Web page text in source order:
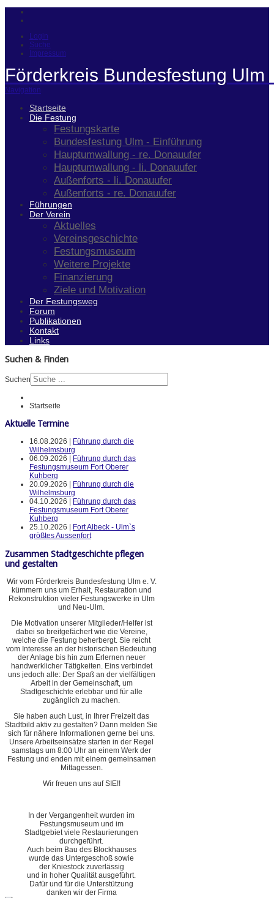
Login
Suche
Impressum
Förderkreis Bundesfestung Ulm
Navigation
Startseite
Die Festung
Festungskarte
Bundesfestung Ulm - Einführung
Hauptumwallung - re. Donauufer
Hauptumwallung - li. Donauufer
Außenforts - li. Donauufer
Außenforts - re. Donauufer
Führungen
Der Verein
Aktuelles
Vereinsgeschichte
Festungsmuseum
Weitere Projekte
Finanzierung
Ziele und Motivation
Der Festungsweg
Forum
Publikationen
Kontakt
Links
Suchen & Finden
Suchen
Startseite
Aktuelle Termine
16.08.2026 |
Führung durch die
Wilhelmsburg
06.09.2026 |
Führung durch das
Festungsmuseum Fort Oberer
Kuhberg
20.09.2026 |
Führung durch die
Wilhelmsburg
04.10.2026 |
Führung durch das
Festungsmuseum Fort Oberer
Kuhberg
25.10.2026 |
Fort Albeck - Ulm`s
größtes Aussenfort
Zusammen Stadtgeschichte pflegen
und gestalten
Wir vom Förderkreis Bundesfestung Ulm e. V.
kümmern uns um Erhalt, Restauration und
Rekonstruktion vieler Festungswerke in Ulm
und Neu-Ulm.
Die Motivation unserer Mitglieder/Helfer ist
dabei so breitgefächert wie die Vereine,
welche die Festung beherbergt. Sie reicht
vom Interesse an der historischen Bedeutung
der Anlage bis hin zum Erlernen neuer
handwerklicher Tätigkeiten. Eins verbindet
uns jedoch alle: Der Spaß an der vielfältigen
Arbeit in der Gemeinschaft, um
Stadtgeschichte erlebbar und für alle
zugänglich zu machen.
Sie haben auch Lust, in Ihrer Freizeit das
Stadtbild aktiv zu gestalten? Dann melden Sie
sich für nähere Informationen gerne bei uns.
Unsere Arbeitseinsätze starten in der Regel
samstags um 8:00 Uhr an einem Werk der
Festung und enden mit einem gemeinsamen
Mittagessen.
Wir freuen uns auf SIE!!
In der Vergangenheit wurden im
Festungsmuseum und im
Stadtgebiet viele Restaurierungen
durchgeführt.
Auch beim Bau des Blockhauses
wurde das Untergeschoß sowie
der Kniestock zuverlässig
und in hoher Qualität ausgeführt.
Dafür und für die Unterstützung
danken wir der Firma